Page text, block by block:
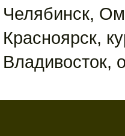
Челябинск,
Красноярск,
Владивосток,